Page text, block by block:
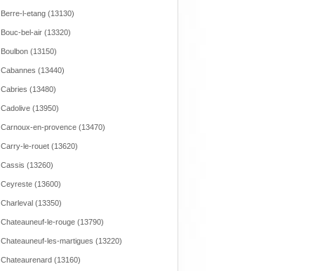
Berre-l-etang (13130)
Bouc-bel-air (13320)
Boulbon (13150)
Cabannes (13440)
Cabries (13480)
Cadolive (13950)
Carnoux-en-provence (13470)
Carry-le-rouet (13620)
Cassis (13260)
Ceyreste (13600)
Charleval (13350)
Chateauneuf-le-rouge (13790)
Chateauneuf-les-martigues (13220)
Chateaurenard (13160)